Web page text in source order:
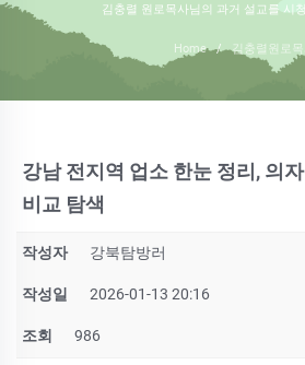
김충렬 원로목사님의 과거 설교를 시
Home / 김충렬원로
강남 전지역 업소 한눈 정리, 의
비교 탐색
작성자 강북탐방러
작성일 2026-01-13 20:16
조회 986